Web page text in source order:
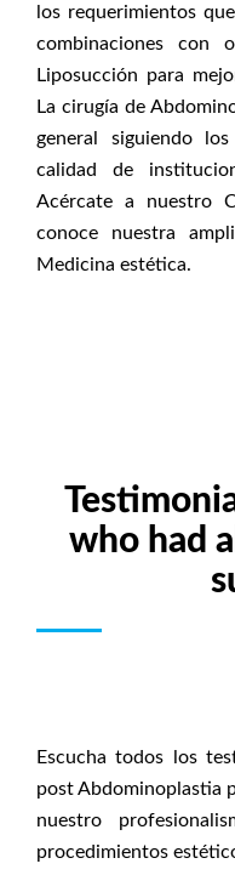
los requerimientos
combinaciones con
Liposucción para
La cirugía de
general siguiendo
calidad de
Acércate a nuestro
conoce nuestra
Medicina estética.
who had
Escucha todos los
post Abdominoplastia
nuestro
procedimientos